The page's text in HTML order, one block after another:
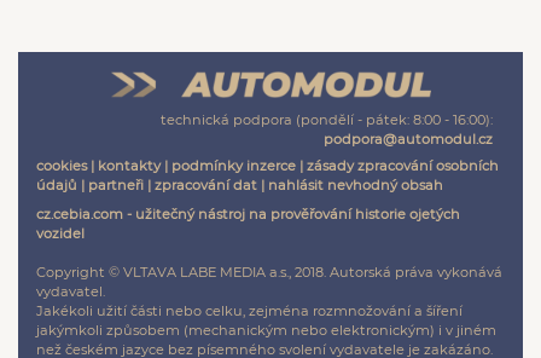
technická podpora (pondělí - pátek: 8:00 - 16:00):
podpora@automodul.cz
cookies| kontakty| podmínky inzerce | zásady zpracování osobních
údajů | partneři | zpracování dat | nahlásit nevhodný obsah
cz.cebia.com - užitečný nástroj na prověřování historie ojetých
vozidel
Copyright © VLTAVA LABE MEDIA a.s., 2018. Autorská práva vykonává
vydavatel.
Jakékoli užití části nebo celku, zejména rozmnožování a šíření
jakýmkoli způsobem (mechanickým nebo elektronickým) i v jiném
než českém jazyce bez písemného svolení vydavatele je zakázáno.